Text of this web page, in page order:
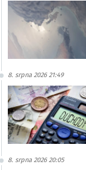
8. srpna 2026 21:49
8. srpna 2026 20:05